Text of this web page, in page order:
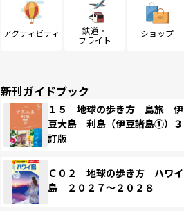
アクティビティ
鉄道・
フライト
ショップ
新刊ガイドブック
１５ 地球の歩き方 島旅 伊
豆大島 利島（伊豆諸島①）３
訂版
Ｃ０２ 地球の歩き方 ハワイ
島 ２０２７～２０２８